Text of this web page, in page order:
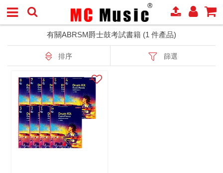
有關ABRSM爵士鼓考試書籍 (1 件產品)
排序 篩選